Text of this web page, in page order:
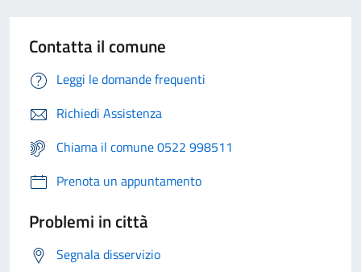
Contatta il comune
Leggi le domande frequenti
Richiedi Assistenza
Chiama il comune 0522 998511
Prenota un appuntamento
Problemi in città
Segnala disservizio